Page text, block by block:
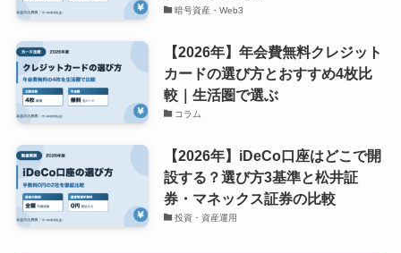
暗号資産・Web3
【2026年】年会費無料クレジット
カードの選び方とおすすめ4枚比
較｜生活圏で選ぶ
コラム
【2026年】iDeCo口座はどこで開
設する？選び方3基準と松井証
券・マネックス証券の比較
投資・資産運用